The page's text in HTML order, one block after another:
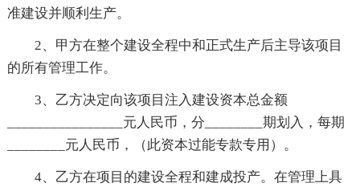
准建设并顺利生产。
2、甲方在整个建设全程中和正式生产后主导该项目
的所有管理工作。
3、乙方决定向该项目注入建设资本总金额
________________元人民币，分________期划入，每期
________元人民币，（此资本过能专款专用）。
4、乙方在项目的建设全程和建成投产。在管理上具